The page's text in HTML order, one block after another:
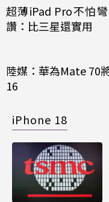
超薄iPad Pro不怕
讚：比三星還實用
陸媒：華為Mate 70
16
iPhone 18